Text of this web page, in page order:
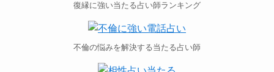
復縁に強い当たる占い師ランキング
不倫の悩みを解決する当たる占い師